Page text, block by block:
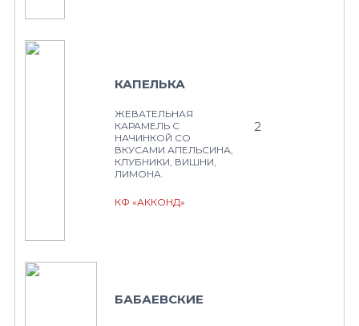
КАПЕЛЬКА
ЖЕВАТЕЛЬНАЯ
КАРАМЕЛЬ С
НАЧИНКОЙ СО
ВКУСАМИ АПЕЛЬСИНА,
КЛУБНИКИ, ВИШНИ,
ЛИМОНА.
КФ «АККОНД»
2
БАБАЕВСКИЕ